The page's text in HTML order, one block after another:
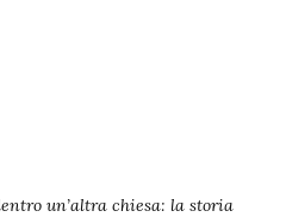
un’altra chiesa: la storia